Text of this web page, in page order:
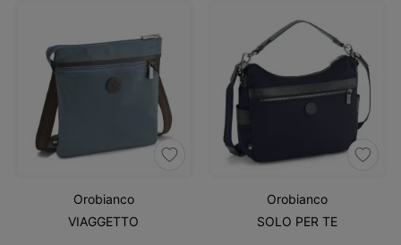
Orobianco
VIAGGETTO
Orobianco
SOLO PER TE